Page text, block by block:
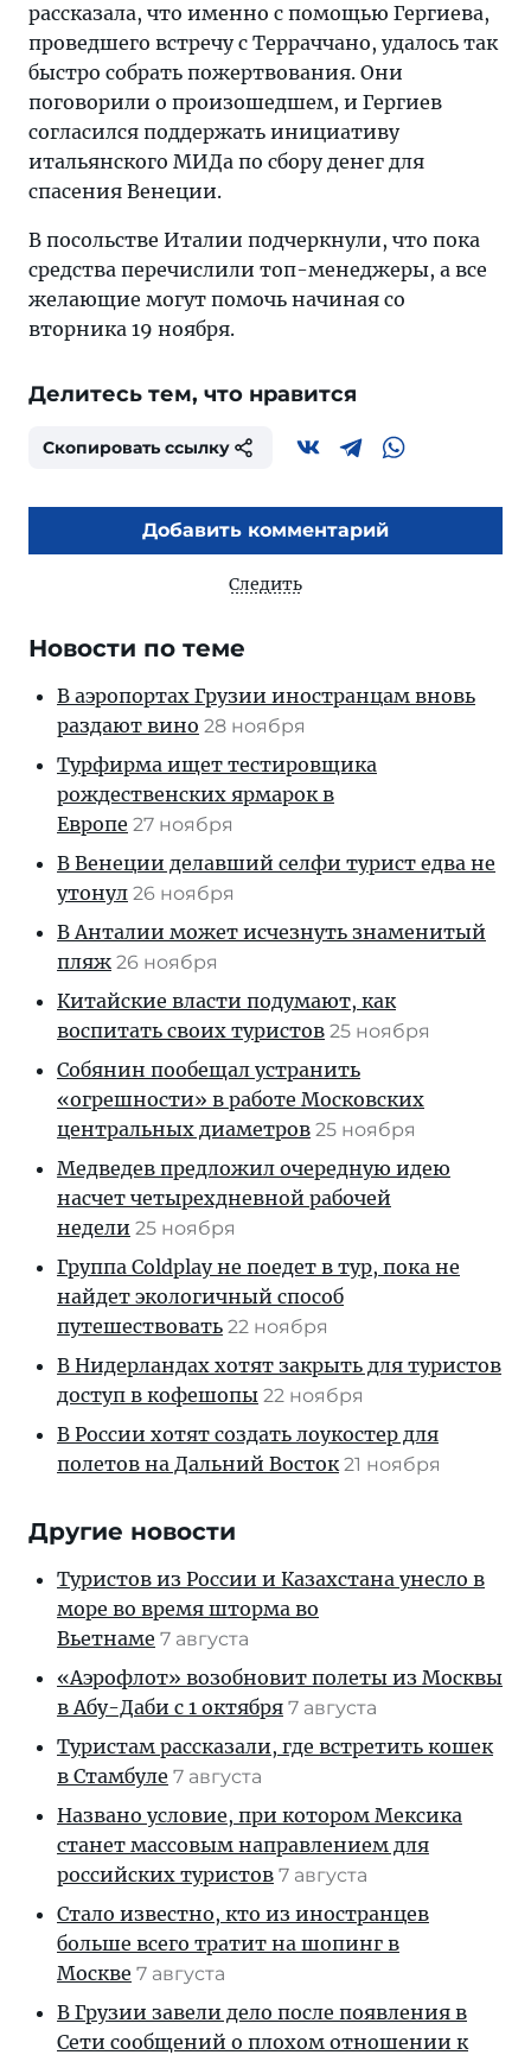
рассказала, что именно с помощью Гергиева,
проведшего встречу с Терраччано, удалось так
быстро собрать пожертвования. Они
поговорили о произошедшем, и Гергиев
согласился поддержать инициативу
итальянского МИДа по сбору денег для
спасения Венеции.
В посольстве Италии подчеркнули, что пока
средства перечислили топ-менеджеры, а все
желающие могут помочь начиная со
вторника 19 ноября.
Делитесь тем, что нравится
Скопировать ссылку
Добавить комментарий
Следить
Новости по теме
В аэропортах Грузии иностранцам вновь
раздают вино 28 ноября
Турфирма ищет тестировщика
рождественских ярмарок в
Европе 27 ноября
В Венеции делавший селфи турист едва не
утонул 26 ноября
В Анталии может исчезнуть знаменитый
пляж 26 ноября
Китайские власти подумают, как
воспитать своих туристов 25 ноября
Собянин пообещал устранить
«огрешности» в работе Московских
центральных диаметров 25 ноября
Медведев предложил очередную идею
насчет четырехдневной рабочей
недели 25 ноября
Группа Coldplay не поедет в тур, пока не
найдет экологичный способ
путешествовать 22 ноября
В Нидерландах хотят закрыть для туристов
доступ в кофешопы 22 ноября
В России хотят создать лоукостер для
полетов на Дальний Восток 21 ноября
Другие новости
Туристов из России и Казахстана унесло в
море во время шторма во
Вьетнаме 7 августа
«Аэрофлот» возобновит полеты из Москвы
в Абу-Даби с 1 октября 7 августа
Туристам рассказали, где встретить кошек
в Стамбуле 7 августа
Названо условие, при котором Мексика
станет массовым направлением для
российских туристов 7 августа
Стало известно, кто из иностранцев
больше всего тратит на шопинг в
Москве 7 августа
В Грузии завели дело после появления в
Сети сообщений о плохом отношении к